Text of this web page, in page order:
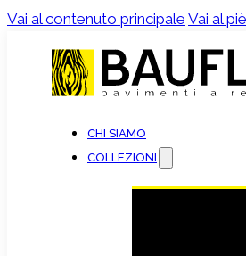
Vai al contenuto principale Vai al
CHI SIAMO
COLLEZIONI